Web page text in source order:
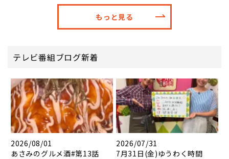
もっと見る
テレビ番組ブログ新着
2026/08/01
あさみのグルメ酒#第13話
2026/07/31
7月31日(金)ゆうわく時間